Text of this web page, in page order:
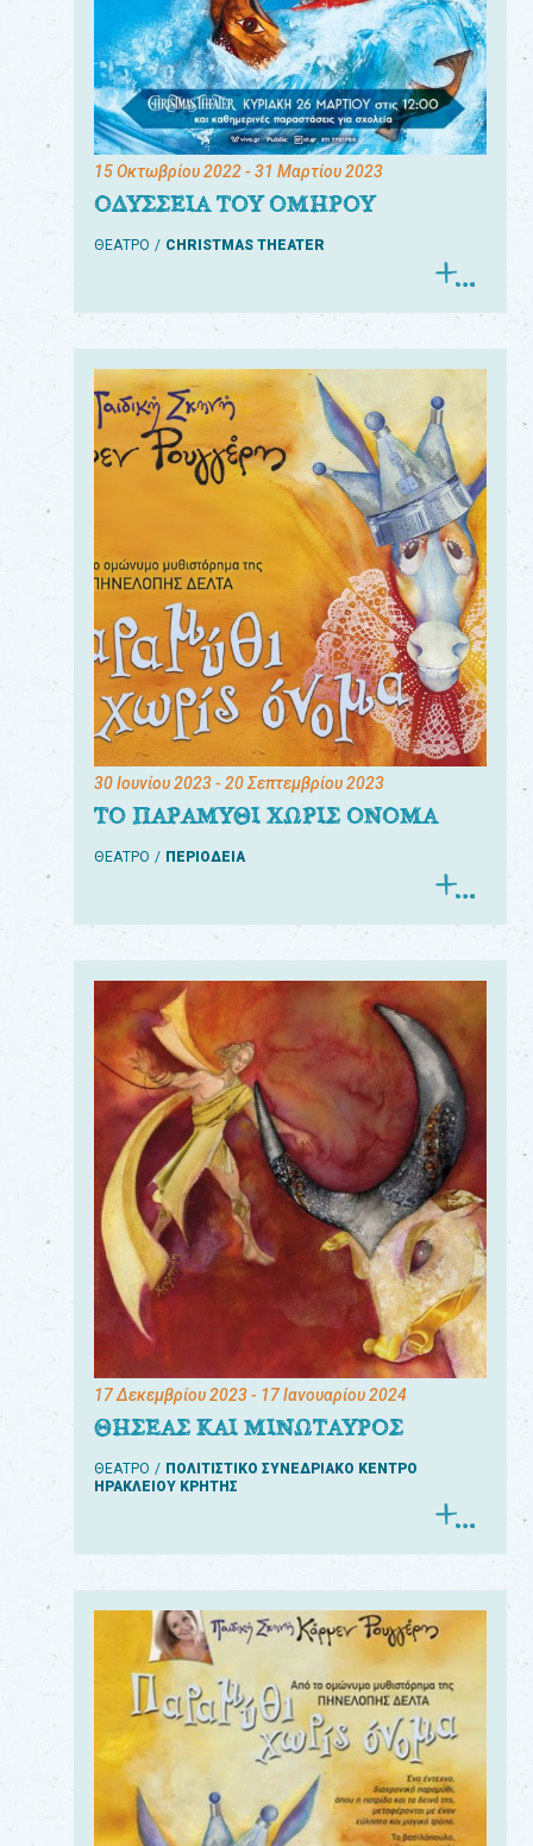
15 Οκτωβρίου 2022- 31 Μαρτίου 2023
ΟΔΥΣΣΕΙΑ ΤΟΥ ΟΜΗΡΟΥ
ΘΕΑΤΡΟ CHRISTMAS THEATER
30 Ιουνίου 2023- 20 Σεπτεμβρίου 2023
ΤΟ ΠΑΡΑΜΥΘΙ ΧΩΡΙΣ ΟΝΟΜΑ
ΘΕΑΤΡΟ ΠΕΡΙΟΔΕΙΑ
17 Δεκεμβρίου 2023- 17 Ιανουαρίου 2024
ΘΗΣΕΑΣ ΚΑΙ ΜΙΝΩΤΑΥΡΟΣ
ΘΕΑΤΡΟ
ΠΟΛΙΤΙΣΤΙΚΟ ΣΥΝΕΔΡΙΑΚΟ ΚΕΝΤΡΟ
ΗΡΑΚΛΕΙΟΥ ΚΡΗΤΗΣ